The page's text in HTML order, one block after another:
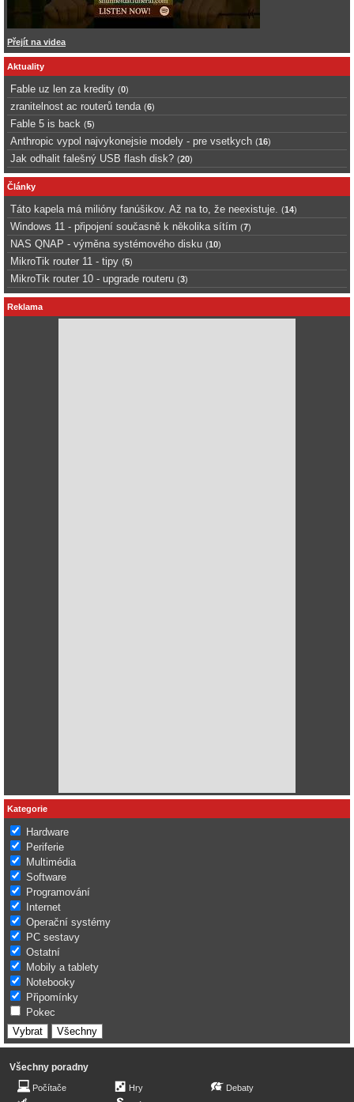
Přejít na videa
Aktuality
Fable uz len za kredity (0)
zranitelnost ac routerů tenda (6)
Fable 5 is back (5)
Anthropic vypol najvykonejsie modely - pre vsetkych (16)
Jak odhalit falešný USB flash disk? (20)
Články
Táto kapela má milióny fanúšikov. Až na to, že neexistuje. (14)
Windows 11 - připojení současně k několika sítím (7)
NAS QNAP - výměna systémového disku (10)
MikroTik router 11 - tipy (5)
MikroTik router 10 - upgrade routeru (3)
Reklama
Kategorie
Hardware
Periferie
Multimédia
Software
Programování
Internet
Operační systémy
PC sestavy
Ostatní
Mobily a tablety
Notebooky
Připomínky
Pokec
Všechny poradny
Počítače
Hry
Debaty